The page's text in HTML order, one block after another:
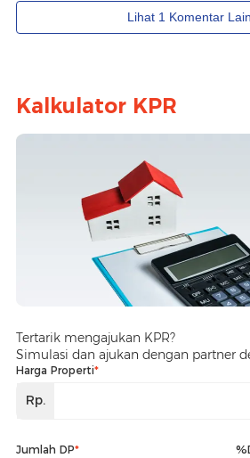
Kalkulator KPR
Tertarik mengajukan KPR?
Simulasi dan ajukan dengan partner
Harga Properti*
Rp.
Jumlah DP*